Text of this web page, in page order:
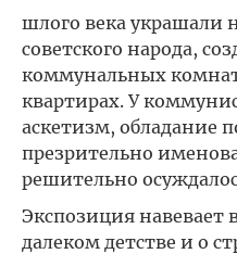
шлого века украшали
советского народа,
коммунальных
квартирах. У
аскетизм, обладание
презрительно
решительно
Экспозиция навевает
далеком детстве и о